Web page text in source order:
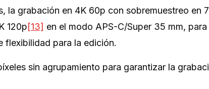
la grabación en 4K 60p con sobremuestreo en
120p[13] en el modo APS-C/Super 35 mm,
flexibilidad para la edición.
sin agrupamiento para garantizar la